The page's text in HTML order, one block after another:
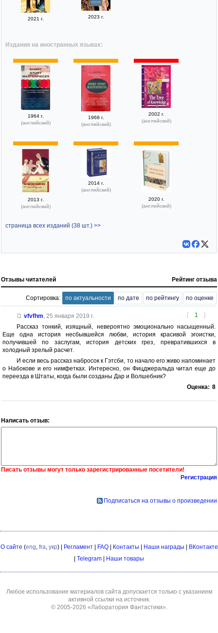
2021 г. 2023 г.
Издания на иностранных языках:
1964 г.
(английский)
1968 г.
(английский)
2002 г.
(английский)
2013 г.
(английский)
2014 г.
(английский)
2020 г.
(английский)
страница всех изданий (38 шт.) >>
Отзывы читателей Рейтинг отзыва
Сортировка: по актуальности по дате по рейтингу по оценке
[ 1 ]
vfvfhm 25 января 2019 г.
Рассказ тонкий, изящный, невероятно эмоционально насыщенный.
Еще одна история несбывшейся любви, история красивой эгоистки,
получившей по заслугам, история детских грез, превратившихся в
холодный зрелый расчет.
И если весь рассказ набросок к Гэтсби, то начало его живо напоминает
о Набокове и его нимфетках. Интересно, он Фицджеральда читал еще до
переезда в Штаты, когда были созданы Дар и Волшебник?
Оценка: 8
Написать отзыв:
Писать отзывы могут только зарегистрированные посетители!
Регистрация
Подписаться на отзывы о произведении
О сайте (eng fra укр) | Регламент| FAQ| Контакты | Наши награды | ВКонтакте
| Telegram | Наши товары
Любое использование материалов сайта допускается только с указанием
активной ссылки на источник.
© 2005-2026 «Лаборатория Фантастики»